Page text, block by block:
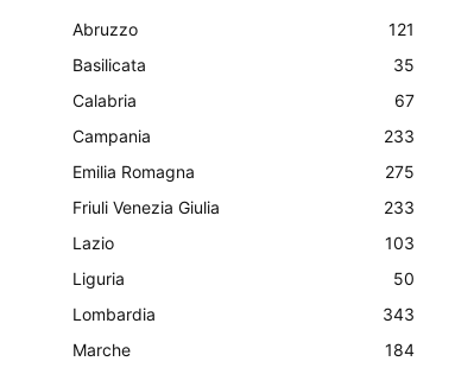
Abruzzo
121
Basilicata
35
Calabria
67
Campania
233
Emilia Romagna
275
Friuli Venezia Giulia
233
Lazio
103
Liguria
50
Lombardia
343
Marche
184